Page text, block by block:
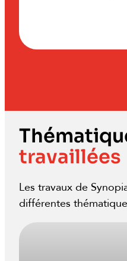
travaillées
Les travaux de
différentes